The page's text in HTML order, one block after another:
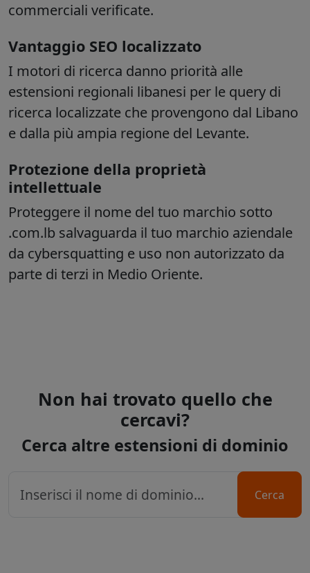
commerciali verificate.
Vantaggio SEO localizzato
I motori di ricerca danno priorità alle
estensioni regionali libanesi per le query di
ricerca localizzate che provengono dal Libano
e dalla più ampia regione del Levante.
Protezione della proprietà
intellettuale
Proteggere il nome del tuo marchio sotto
.com.lb salvaguarda il tuo marchio aziendale
da cybersquatting e uso non autorizzato da
parte di terzi in Medio Oriente.
Non hai trovato quello che
cercavi?
Cerca altre estensioni di dominio
Cerca